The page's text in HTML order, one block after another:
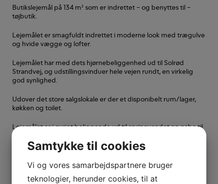
Butikslejemål på 134 m² som er indrettet – og benyttes til –
tøjbutik.
Lejemålet er smagfuldt indrettet i moderne look med trægulve
og hvide vægge og lofter.
Lejemålet har med dets hjørnebeliggenhed ud til Solrød
Strandvej, og udstillingsvinduer hele vejen rundt, en virkelig
god synlighed.
Udover det store salgslokale er der et disponibelt rum/lager,
køkken og toilet.
Lejemålet er i øvrigt beliggende ud til springvandet og nabo til
café A.
Det er muligt at anvende lejemålet til andre brancher indenfor
detailhandel.
Samtykke til cookies
Vi og vores samarbejdspartnere bruger
teknologier, herunder cookies, til at